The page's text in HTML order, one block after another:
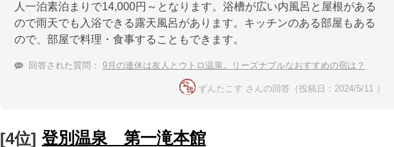
人一泊素泊まりで14,000円～となります。浴槽が広い内風呂と屋根がある
ので雨天でも入浴できる露天風呂があります。キッチンのある部屋もある
ので、部屋で料理・食事することもできます。
回答された質問： 9月の連休は友人とウトロ温泉。リーズナブルなおすすめの宿は？
ずんたこす さんの回答（投稿日：2024/5/11 ）
[4位] 登別温泉 第一滝本館